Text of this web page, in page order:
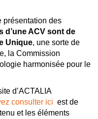
présentation des
d’une ACV sont de
Unique, une sorte de
la Commission
harmonisée pour le
d’ACTALIA
consulter ici est de
et les éléments